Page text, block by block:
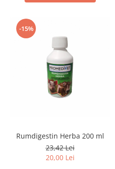
-15%
Rumdigestin Herba 200 ml
23,42 Lei
20,00 Lei